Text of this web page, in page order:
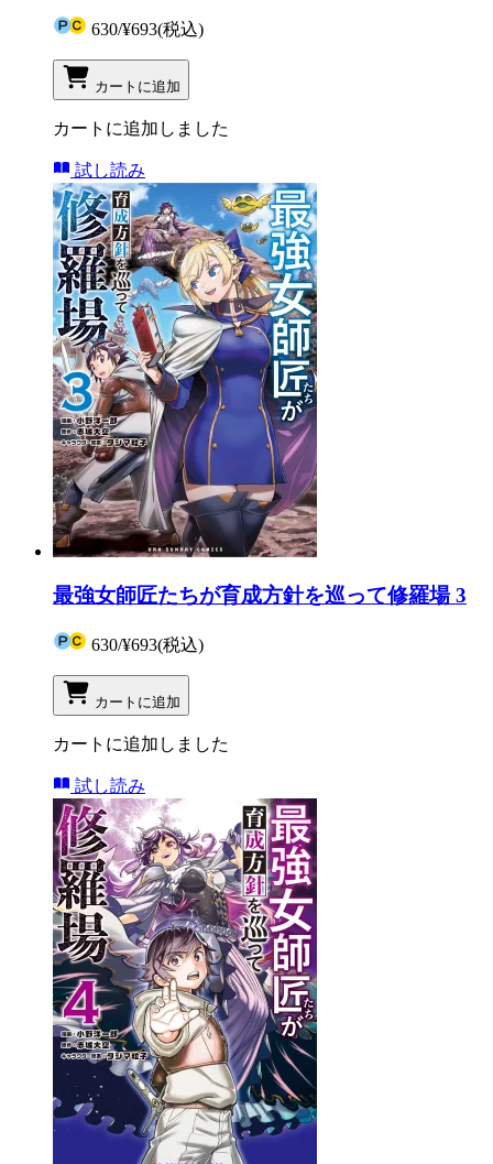
630/¥693(税込)
カートに追加
カートに追加しました
試し読み
最強女師匠たちが育成方針を巡って修羅場 3
630/¥693(税込)
カートに追加
カートに追加しました
試し読み